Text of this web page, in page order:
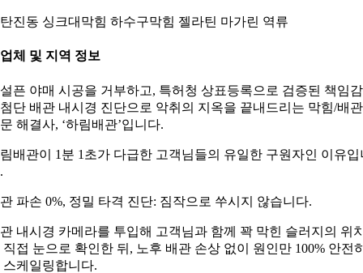
진동 싱크대막힘 하수구막힘 젤라틴 마가린 역류
체 및 지역 정보
픈 야매 시공을 거부하고, 특허청 상표등록으로 검증된 책임
단 배관 내시경 진단으로 악취의 지옥을 끝내드리는 막힘/배관
해결사, ‘하림배관’입니다.
배관이 1분 1초가 다급한 고객님들의 유일한 구원자인 이유입
파손 0%, 정밀 타격 진단: 짐작으로 쑤시지 않습니다.
내시경 카메라를 투입해 고객님과 함께 꽉 막힌 슬러지의 위
직접 눈으로 확인한 뒤, 노후 배관 손상 없이 원인만 100% 안전
스케일링합니다.